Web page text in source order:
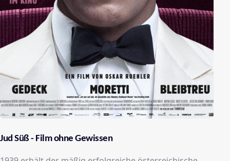
Jud Süß - Film ohne Gewissen